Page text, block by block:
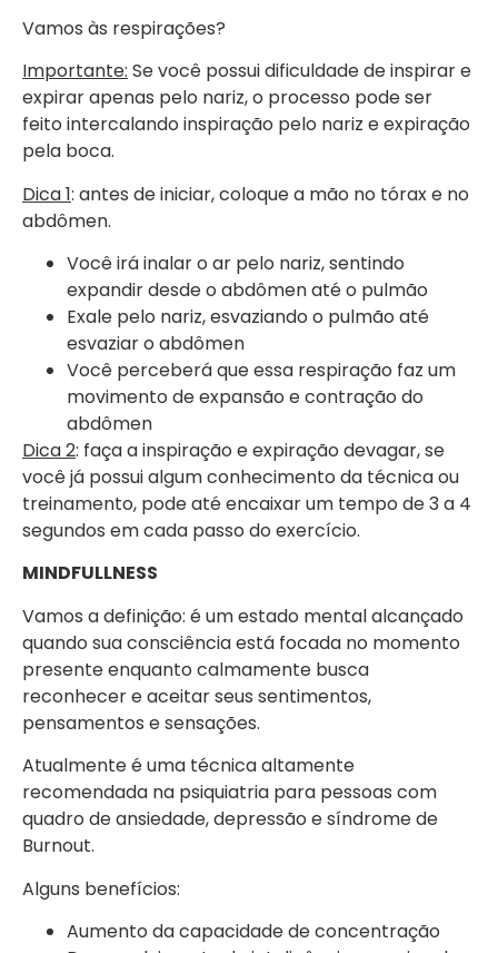
Vamos às respirações?
Importante: Se você possui dificuldade de inspirar e
expirar apenas pelo nariz, o processo pode ser
feito intercalando inspiração pelo nariz e expiração
pela boca.
Dica 1: antes de iniciar, coloque a mão no tórax e no
abdômen.
Você irá inalar o ar pelo nariz, sentindo
expandir desde o abdômen até o pulmão
Exale pelo nariz, esvaziando o pulmão até
esvaziar o abdômen
Você perceberá que essa respiração faz um
movimento de expansão e contração do
abdômen
Dica 2: faça a inspiração e expiração devagar, se
você já possui algum conhecimento da técnica ou
treinamento, pode até encaixar um tempo de 3 a 4
segundos em cada passo do exercício.
MINDFULLNESS
Vamos a definição: é um estado mental alcançado
quando sua consciência está focada no momento
presente enquanto calmamente busca
reconhecer e aceitar seus sentimentos,
pensamentos e sensações.
Atualmente é uma técnica altamente
recomendada na psiquiatria para pessoas com
quadro de ansiedade, depressão e síndrome de
Burnout.
Alguns benefícios:
Aumento da capacidade de concentração